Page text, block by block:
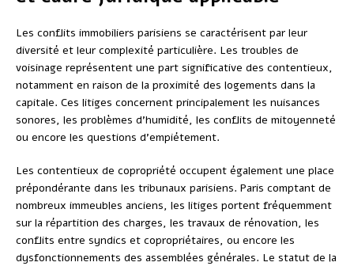
Les conflits immobiliers parisiens se caractérisent par leur
diversité et leur complexité particulière. Les troubles de
voisinage représentent une part significative des contentieux,
notamment en raison de la proximité des logements dans la
capitale. Ces litiges concernent principalement les nuisances
sonores, les problèmes d’humidité, les conflits de mitoyenneté
ou encore les questions d’empiétement.
Les contentieux de copropriété occupent également une place
prépondérante dans les tribunaux parisiens. Paris comptant de
nombreux immeubles anciens, les litiges portent fréquemment
sur la répartition des charges, les travaux de rénovation, les
conflits entre syndics et copropriétaires, ou encore les
dysfonctionnements des assemblées générales. Le statut de la